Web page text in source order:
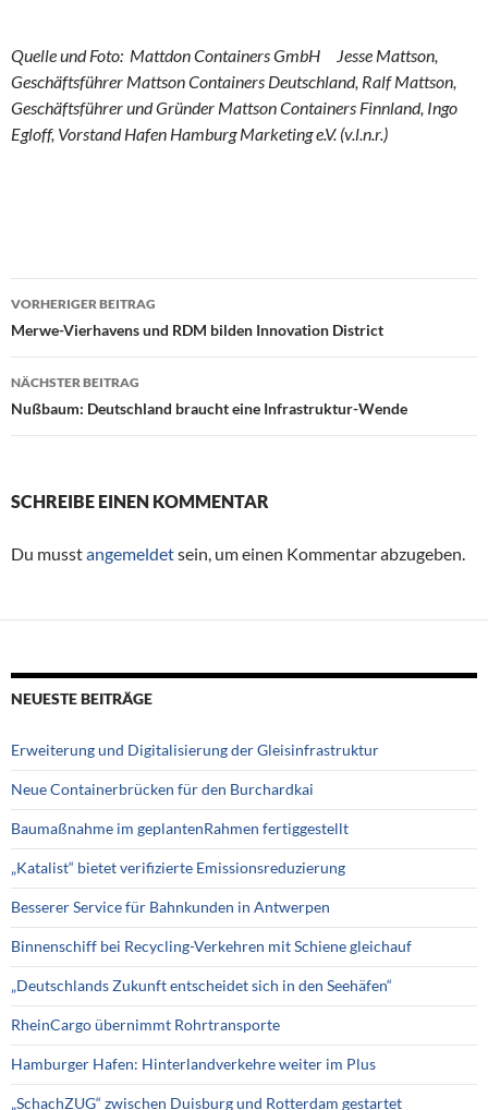
Quelle und Foto: Mattdon Containers GmbH Jesse Mattson,
Geschäftsführer Mattson Containers Deutschland, Ralf Mattson,
Geschäftsführer und Gründer Mattson Containers Finnland, Ingo
Egloff, Vorstand Hafen Hamburg Marketing e.V. (v.l.n.r.)
Beitragsnavigation
VORHERIGER BEITRAG
Merwe-Vierhavens und RDM bilden Innovation District
NÄCHSTER BEITRAG
Nußbaum: Deutschland braucht eine Infrastruktur-Wende
SCHREIBE EINEN KOMMENTAR
Du musstangemeldetsein, um einen Kommentar abzugeben.
NEUESTE BEITRÄGE
Erweiterung und Digitalisierung der Gleisinfrastruktur
Neue Containerbrücken für den Burchardkai
Baumaßnahme im geplantenRahmen fertiggestellt
„Katalist“ bietet verifizierte Emissionsreduzierung
Besserer Service für Bahnkunden in Antwerpen
Binnenschiff bei Recycling-Verkehren mit Schiene gleichauf
„Deutschlands Zukunft entscheidet sich in den Seehäfen“
RheinCargo übernimmt Rohrtransporte
Hamburger Hafen: Hinterlandverkehre weiter im Plus
„SchachZUG“ zwischen Duisburg und Rotterdam gestartet